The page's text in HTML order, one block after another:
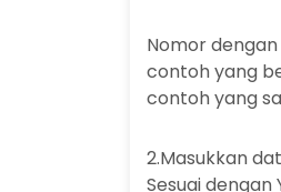
Nomor
contoh yang
contoh yang
2.Masukkan
Sesuai dengan